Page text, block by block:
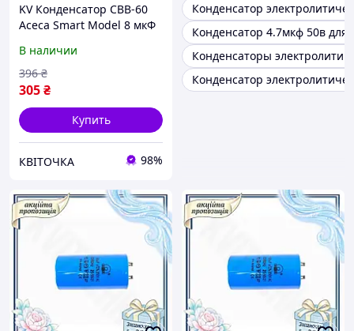
KV Конденсатор СВВ-60
Асеса Smart Model 8 мкФ
электрический
конденсатор для сх 99/KVI
В наличии
305₴
396 ₴
Купить
КВІТОЧКА 98%
Конденсатор
Конденсатор 4.7мкф 50в для
Конденсаторы
Конденсатор